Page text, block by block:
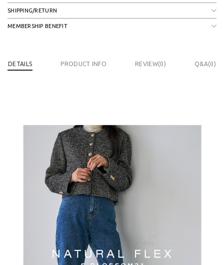
SHIPPING/RETURN
MEMBERSHIP BENEFIT
DETAILS PRODUCT INFO REVIEW(0) Q&A(0)